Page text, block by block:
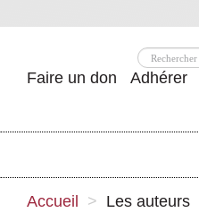
Faire un don Adhérer
Accueil > Les auteurs